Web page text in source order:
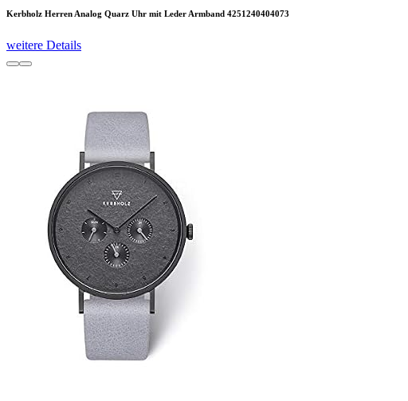
Kerbholz Herren Analog Quarz Uhr mit Leder Armband 4251240404073
weitere Details